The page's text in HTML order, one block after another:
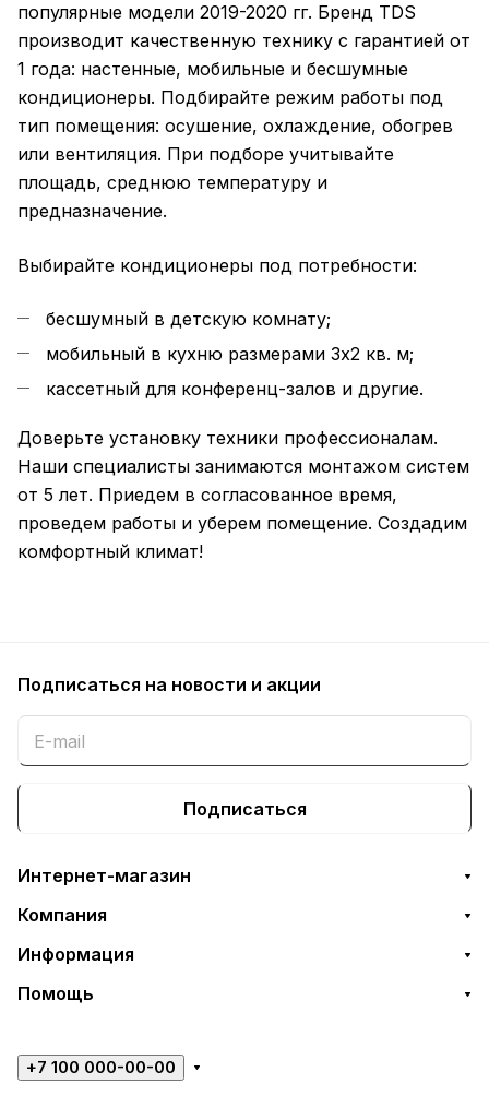
популярные модели 2019-2020 гг. Бренд TDS
производит качественную технику с гарантией от
1 года: настенные, мобильные и бесшумные
кондиционеры. Подбирайте режим работы под
тип помещения: осушение, охлаждение, обогрев
или вентиляция. При подборе учитывайте
площадь, среднюю температуру и
предназначение.
Выбирайте кондиционеры под потребности:
бесшумный в детскую комнату;
мобильный в кухню размерами 3х2 кв. м;
кассетный для конференц-залов и другие.
Доверьте установку техники профессионалам.
Наши специалисты занимаются монтажом систем
от 5 лет. Приедем в согласованное время,
проведем работы и уберем помещение. Создадим
комфортный климат!
Подписаться на новости и акции
Подписаться
Интернет-магазин
Компания
Информация
Помощь
+7 100 000-00-00